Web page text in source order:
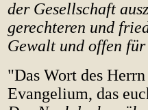
der Gesellschaft
gerechteren und
Gewalt und offen
"Das Wort des
Evangelium, das